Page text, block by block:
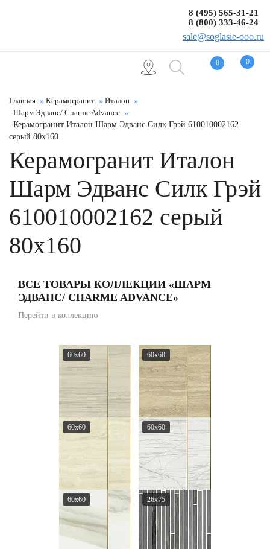
0 0
8 (495) 565-31-21
8 (800) 333-46-24
sale@soglasie-ooo.ru
Главная Керамогранит
Италон
Шарм Эдванс/ Charme Advance
Керамогранит Италон Шарм Эдванс Силк Грэй 610010002162
серый 80x160
Керамогранит Италон
Шарм Эдванс Силк Грэй
610010002162 серый
80x160
ВСЕ ТОВАРЫ КОЛЛЕКЦИИ «ШАРМ
ЭДВАНС/ CHARME ADVANCE»
Перейти в коллекцию
60x60 60x60
60x60 60x60
60x60 26x75